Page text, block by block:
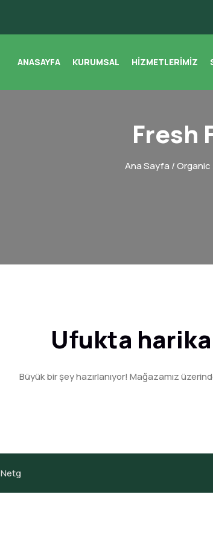
ANASAYFA KURUMSAL HIZMETLERIMIZ
Fresh
Ana Sayfa /Organic
Ufukta
Büyük bir şey hazırlanıyor! Mağazamız
Netg